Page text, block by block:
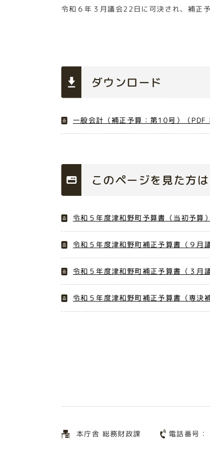
令和６年３月議会22日に可決され、補正
ダウンロード
一般会計（補正予算：第10号）（PDF
このページを見た方
令和５年度津和野町予算書（当初予算）
令和５年度津和野町補正予算書（９月
令和５年度津和野町補正予算書（３月
令和５年度津和野町補正予算書（専決補
本庁舎 総務財政課 電話番号：